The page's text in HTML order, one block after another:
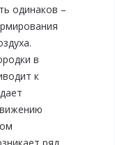
одинаков –
в
к